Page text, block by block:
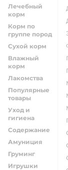
Лечебный
корм
Корм по
группе пород
Сухой корм
Влажный
корм
Лакомства
Популярные
товары
Уход и
гигиена
Содержание
Амуниция
Груминг
Игрушки